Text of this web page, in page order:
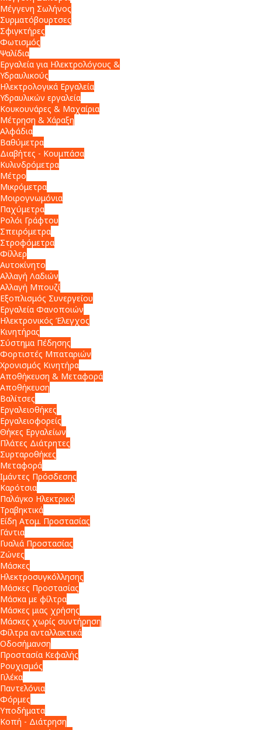
Μέγγενη Σωλήνος
Συρματόβουρτσες
Σφιγκτήρες
Φωτισμός
Ψαλίδια
Εργαλεία για Ηλεκτρολόγους &
Υδραυλικούς
Ηλεκτρολογικά Εργαλεία
Υδραυλικών εργαλεία
Κουκουνάρες & Μαχαίρια
Μέτρηση & Χάραξη
Αλφάδια
Βαθύμετρα
Διαβήτες - Κουμπάσα
Κυλινδρόμετρα
Μέτρο
Μικρόμετρα
Μοιρογνωμόνια
Παχύμετρα
Ρολόι Γράφτου
Σπειρόμετρα
Στροφόμετρα
Φίλλερ
Αυτοκίνητο
Αλλαγή Λαδιών
Αλλαγή Μπουζί
Εξοπλισμός Συνεργείου
Εργαλεία Φανοποιών
Ηλεκτρονικός Έλεγχος
Κινητήρας
Σύστημα Πέδησης
Φορτιστές Μπαταριών
Χρονισμός Κινητήρα
Αποθήκευση & Μεταφορά
Αποθήκευση
Βαλίτσες
Εργαλειοθήκες
Εργαλειοφορείς
Θήκες Εργαλείων
Πλάτες Διάτρητες
Συρταροθήκες
Μεταφορά
Ιμάντες Πρόσδεσης
Καρότσια
Παλάγκο Ηλεκτρικό
Τραβηκτικά
Είδη Ατομ. Προστασίας
Γάντια
Γυαλιά Προστασίας
Ζώνες
Μάσκες
Ηλεκτροσυγκόλλησης
Μάσκες Προστασίας
Μάσκα με φίλτρα
Μάσκες μιας χρήσης
Μάσκες χωρίς συντήρηση
Φίλτρα ανταλλακτικά
Οδοσήμανση
Προστασία Κεφαλής
Ρουχισμός
Γιλέκα
Παντελόνια
Φόρμες
Υποδήματα
Κοπή - Διάτρηση